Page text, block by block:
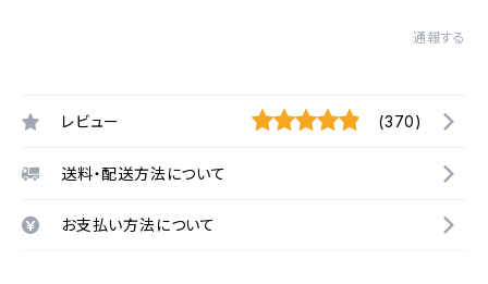
通報する
レビュー (370)
送料・配送方法について
お支払い方法について